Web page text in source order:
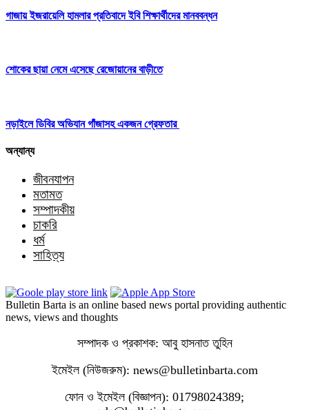
গাজায় ইজরায়েলি হামলার প্রতিবাদে ইবি শিক্ষার্থীদের মানববন্ধন
শোকের ছায়া নেমে এসেছে রেজোয়ানের বাড়ীতে
নড়াইলে ডিবির অভিযান গাঁজাসহ একজন গ্রেফতার
অন্যান্য
জীবনযাপন
মতামত
সম্পাদকীয়
চাকরি
ধর্ম
সাহিত্য
Bulletin Barta is an online based news portal providing authentic
news, views and thoughts
সম্পাদক ও প্রকাশক: আবু হাসনাত তুহিন
ইমেইল (নিউজরুম): news@bulletinbarta.com
ফোন ও ইমেইল (বিজ্ঞাপন): 01798024389;